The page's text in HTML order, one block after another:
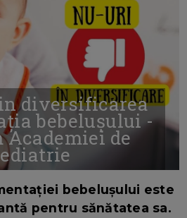
diversificarea
bebelușului -
Academiei de
bebelușului este
pentru sănătatea sa.